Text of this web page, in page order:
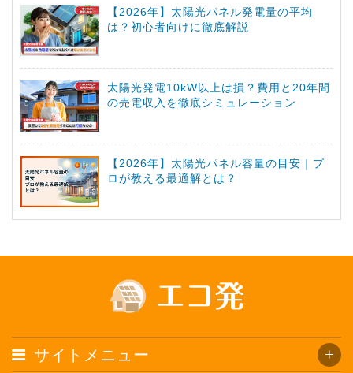
【2026年】太陽光パネル発電量の平均
は？初心者向けに徹底解説
太陽光発電10kW以上は損？費用と20年間
の売電収入を徹底シミュレーション
【2026年】太陽光パネル容量の目安｜プ
ロが教える最適解とは？
サイトメニュー